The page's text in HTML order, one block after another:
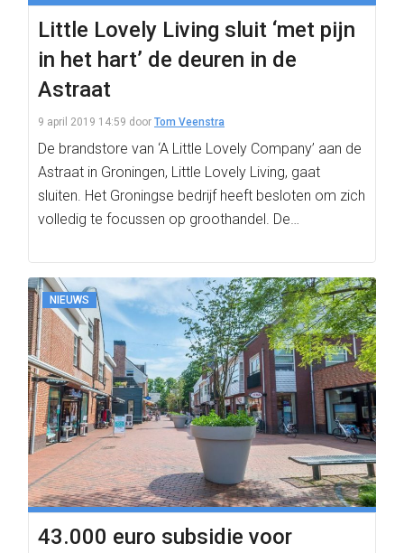
Little Lovely Living sluit ‘met pijn
in het hart’ de deuren in de
Astraat
9 april 2019 14:59 door Tom Veenstra
De brandstore van ‘A Little Lovely Company’ aan de
Astraat in Groningen, Little Lovely Living, gaat
sluiten. Het Groningse bedrijf heeft besloten om zich
volledig te focussen op groothandel. De…
NIEUWS
43.000 euro subsidie voor